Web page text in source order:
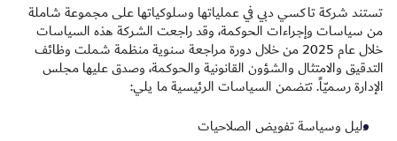
تستند شركة تاكسي دبي في عملياتها وسلوكياتها على مجموعة شاملة
من سياسات وإجراءات الحوكمة، وقد راجعت الشركة هذه السياسات
خلال عام 2025 من خلال دورة مراجعة سنوية منظمة شملت وظائف
التدقيق والامتثال والشؤون القانونية والحوكمة، وصدق عليها مجلس
الإدارة رسميّاً. تتضمن السياسات الرئيسية ما يلي:
دليل وسياسة تفويض الصلاحيات